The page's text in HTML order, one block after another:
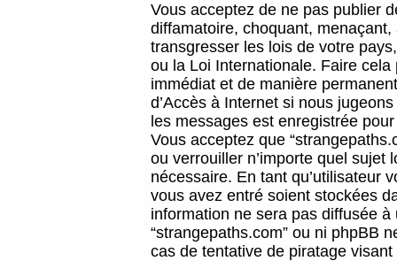
Vous acceptez de ne pas publier
diffamatoire, choquant,
transgresser les lois de votre
ou la Loi Internationale. Faire
immédiat et de manière
d’Accès à Internet si nous
les messages est enregistrée
Vous acceptez que
ou verrouiller n’importe quel sujet
nécessaire. En tant qu’utilisateur
vous avez entré soient stockées
information ne sera pas diffusée
“strangepaths.com” ou ni phpBB
cas de tentative de piratage